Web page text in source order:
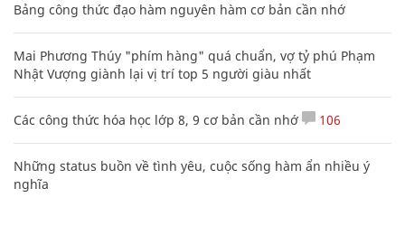
Bảng công thức đạo hàm nguyên hàm cơ bản cần nhớ
Mai Phương Thúy "phím hàng" quá chuẩn, vợ tỷ phú Phạm
Nhật Vượng giành lại vị trí top 5 người giàu nhất
Các công thức hóa học lớp 8, 9 cơ bản cần nhớ 106
Những status buồn về tình yêu, cuộc sống hàm ẩn nhiều ý
nghĩa